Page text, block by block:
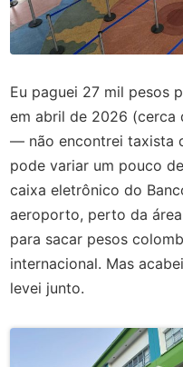
Eu paguei 27 mil pesos
em abril de 2026 (cerca
— não encontrei taxista
pode variar um pouco
caixa eletrônico do
aeroporto, perto da
para sacar pesos
internacional. Mas
levei junto.